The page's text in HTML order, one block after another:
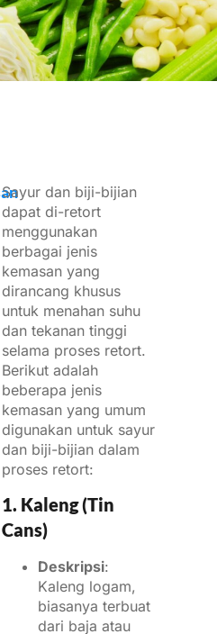
Sayur dan biji-bijian
dapat di-retort
menggunakan
berbagai jenis
kemasan yang
dirancang khusus
untuk menahan suhu
dan tekanan tinggi
selama proses retort.
Berikut adalah
beberapa jenis
kemasan yang umum
digunakan untuk sayur
dan biji-bijian dalam
proses retort:
1. Kaleng (Tin
Cans)
Deskripsi:
Kaleng logam,
biasanya terbuat
dari baja atau